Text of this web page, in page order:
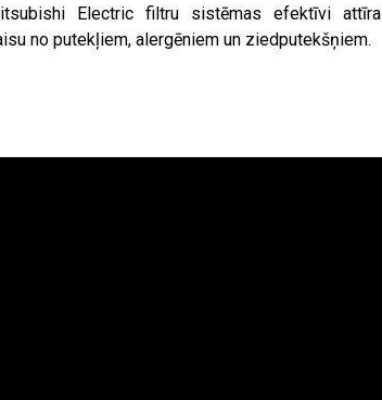
Electric filtru sistēmas efektīvi attīra
no putekļiem, alergēniem un ziedputekšņiem.